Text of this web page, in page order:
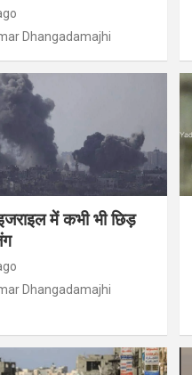
Dhangadamajhi
में कभी भी छिड़
Dhangadamajhi